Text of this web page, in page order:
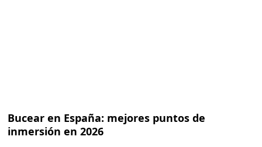
Bucear en España: mejores puntos de
inmersión en 2026